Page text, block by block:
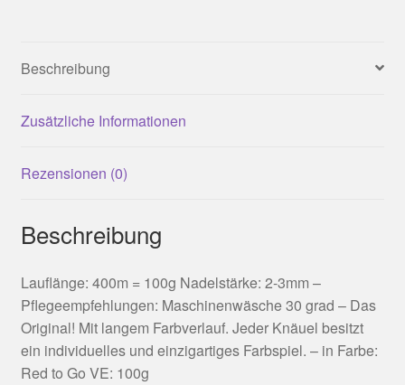
Beschreibung
Zusätzliche Informationen
Rezensionen (0)
Beschreibung
Lauflänge: 400m = 100g Nadelstärke: 2-3mm –
Pflegeempfehlungen: Maschinenwäsche 30 grad – Das
Original! Mit langem Farbverlauf. Jeder Knäuel besitzt
ein individuelles und einzigartiges Farbspiel. – in Farbe:
Red to Go VE: 100g